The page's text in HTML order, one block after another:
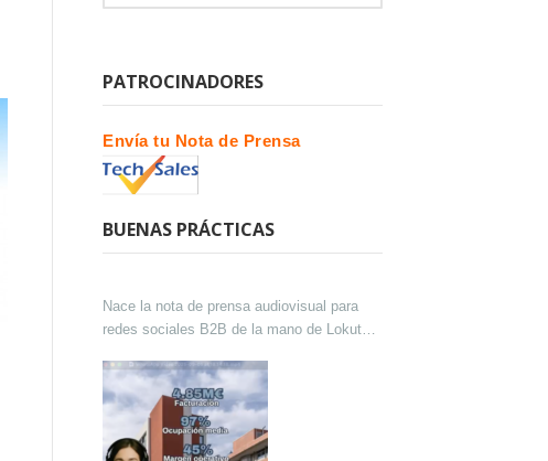
PATROCINADORES
Envía tu Nota de Prensa
BUENAS PRÁCTICAS
Nace la nota de prensa audiovisual para
redes sociales B2B de la mano de Lokutor